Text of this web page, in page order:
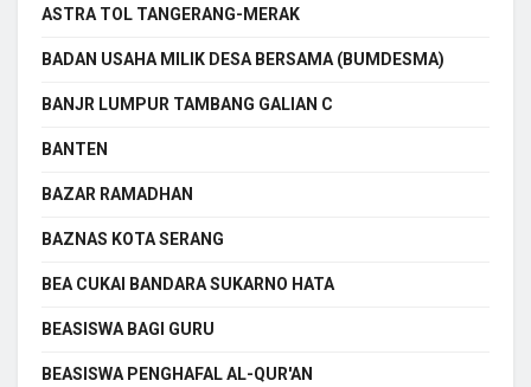
ASTRA TOL TANGERANG-MERAK
BADAN USAHA MILIK DESA BERSAMA (BUMDESMA)
BANJR LUMPUR TAMBANG GALIAN C
BANTEN
BAZAR RAMADHAN
BAZNAS KOTA SERANG
BEA CUKAI BANDARA SUKARNO HATA
BEASISWA BAGI GURU
BEASISWA PENGHAFAL AL-QUR'AN